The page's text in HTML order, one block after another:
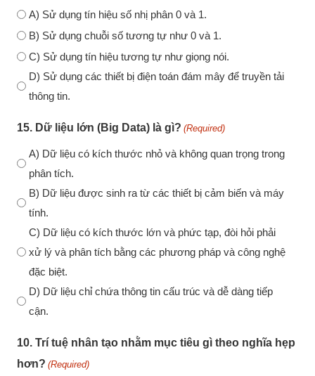
A) Sử dụng tín hiệu số nhị phân 0 và 1.
B) Sử dụng chuỗi số tương tự như 0 và 1.
C) Sử dụng tín hiệu tương tự như giọng nói.
D) Sử dụng các thiết bị điện toán đám mây để truyền tải
thông tin.
15. Dữ liệu lớn (Big Data) là gì? (Required)
A) Dữ liệu có kích thước nhỏ và không quan trọng trong
phân tích.
B) Dữ liệu được sinh ra từ các thiết bị cảm biến và máy
tính.
C) Dữ liệu có kích thước lớn và phức tạp, đòi hỏi phải
xử lý và phân tích bằng các phương pháp và công nghệ
đặc biệt.
D) Dữ liệu chỉ chứa thông tin cấu trúc và dễ dàng tiếp
cận.
10. Trí tuệ nhân tạo nhằm mục tiêu gì theo nghĩa hẹp
hơn? (Required)